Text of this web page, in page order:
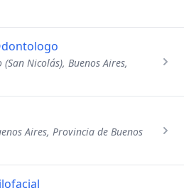
Nicolás), Buenos Aires,
Aires, Provincia de Buenos